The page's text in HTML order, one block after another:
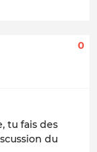
0
tu fais des
du